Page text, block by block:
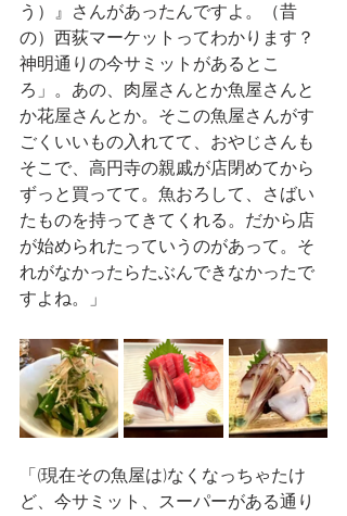
う）』さんがあったんですよ。（昔
の）西荻マーケットってわかります？
神明通りの今サミットがあるとこ
ろ」。あの、肉屋さんとか魚屋さんと
か花屋さんとか。そこの魚屋さんがす
ごくいいもの入れてて、おやじさんも
そこで、高円寺の親戚が店閉めてから
ずっと買ってて。魚おろして、さばい
たものを持ってきてくれる。だから店
が始められたっていうのがあって。そ
れがなかったらたぶんできなかったで
すよね。」
「(現在その魚屋は)なくなっちゃたけ
ど、今サミット、スーパーがある通り